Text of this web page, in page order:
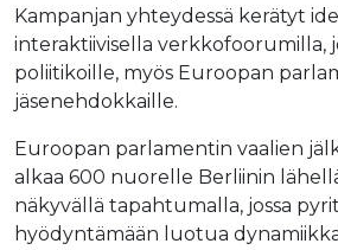
Kampanjan yhteydessä kerätyt
interaktiivisella verkkofoorumilla,
poliitikoille, myös Euroopan
jäsenehdokkaille.
Euroopan parlamentin vaalien
alkaa 600 nuorelle Berliinin
näkyvällä tapahtumalla, jossa
hyödyntämään luotua